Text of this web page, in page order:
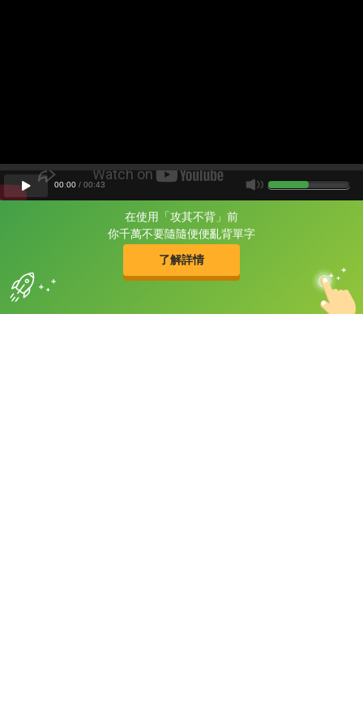
在使用「攻其不背」前
你千萬不要隨隨便便亂背單字
了解詳情
片尾有
攻其不背
的品牌故事
00:00 / 00:43